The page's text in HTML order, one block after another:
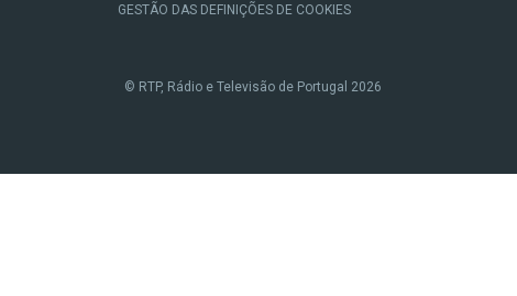
GESTÃO DAS DEFINIÇÕES DE COOKIES
© RTP, Rádio e Televisão de Portugal 2026